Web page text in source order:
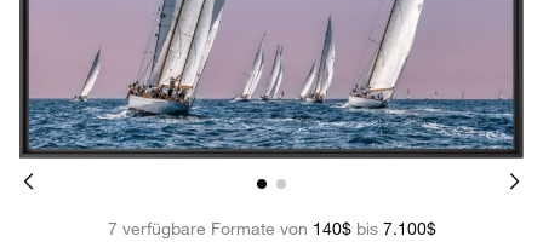
7 verfügbare Formate von 140$bis 7.100$